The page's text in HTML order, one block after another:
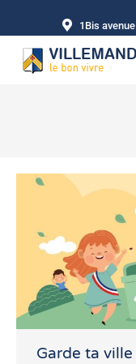
1Bis
Garde ta